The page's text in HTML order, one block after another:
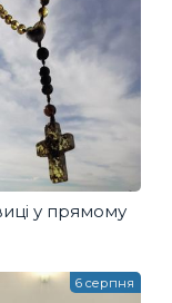
у прямому
6 серпня